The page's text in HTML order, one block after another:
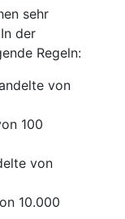
sehr
der
Regeln:
von
100
von
10.000